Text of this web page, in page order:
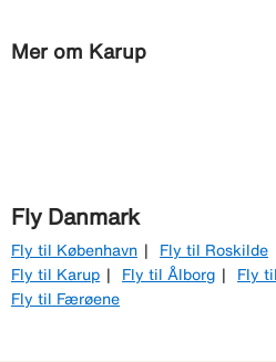
Mer om Karup
Fly Danmark
Fly til København Fly til Roskilde
Fly til Karup
Fly til Ålborg Fly
Fly til Færøene